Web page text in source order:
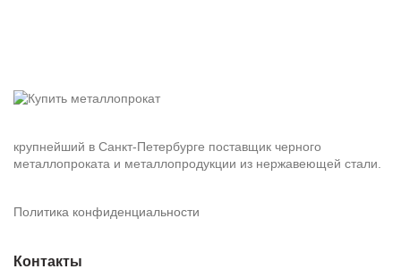
крупнейший в Санкт-Петербурге поставщик черного
металлопроката и металлопродукции из нержавеющей стали.
Политика конфиденциальности
Контакты